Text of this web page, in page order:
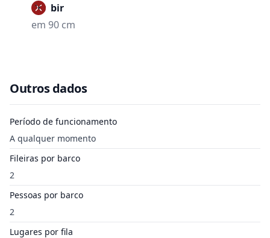
Proibir
em 90 cm
Outros dados
Período de funcionamento
A qualquer momento
Fileiras por barco
2
Pessoas por barco
2
Lugares por fila